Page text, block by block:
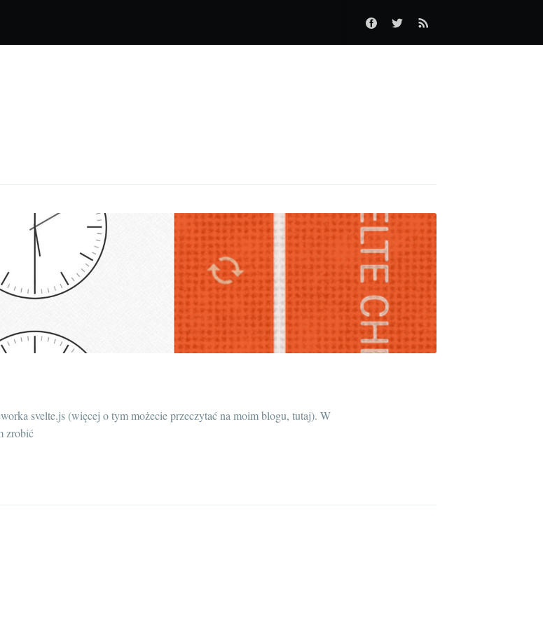
svelte.js (więcej o tym możecie przeczytać na moim blogu, tutaj). W
zrobić